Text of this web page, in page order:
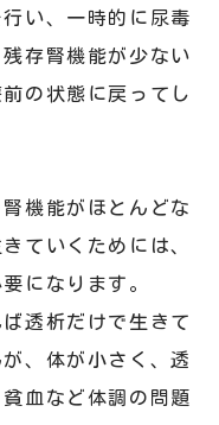
い、一時的に尿毒
存腎機能が少ない
の状態に戻ってし
機能がほとんどな
ていくためには、
になります。
透析だけで生きて
、体が小さく、透
血など体調の問題